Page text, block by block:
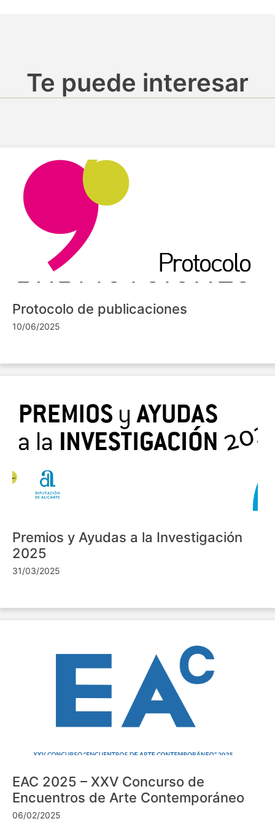
Te puede interesar
Protocolo de publicaciones
10/06/2025
Premios y Ayudas a la Investigación
2025
31/03/2025
EAC 2025 – XXV Concurso de
Encuentros de Arte Contemporáneo
06/02/2025